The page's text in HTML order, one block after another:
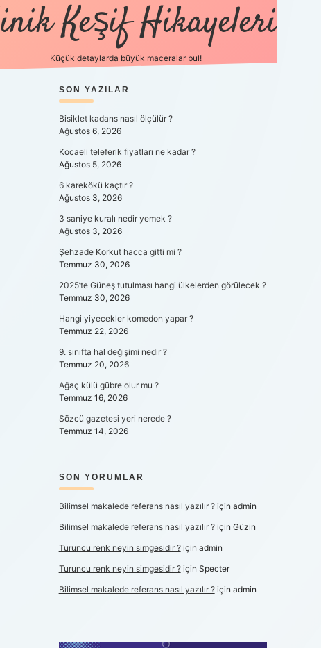
Keşif Hikayeleri
Küçük detaylarda büyük maceralar bul!
SIDEBAR
SON YAZILAR
Bisiklet kadans nasıl ölçülür ?
Ağustos 6, 2026
Kocaeli teleferik fiyatları ne kadar ?
Ağustos 5, 2026
6 karekökü kaçtır ?
Ağustos 3, 2026
3 saniye kuralı nedir yemek ?
Ağustos 3, 2026
Şehzade Korkut hacca gitti mi ?
Temmuz 30, 2026
2025’te Güneş tutulması hangi ülkelerden görülecek ?
Temmuz 30, 2026
Hangi yiyecekler komedon yapar ?
Temmuz 22, 2026
9. sınıfta hal değişimi nedir ?
Temmuz 20, 2026
Ağaç külü gübre olur mu ?
Temmuz 16, 2026
Sözcü gazetesi yeri nerede ?
Temmuz 14, 2026
SON YORUMLAR
Bilimsel makalede referans nasıl yazılır ?için admin
Bilimsel makalede referans nasıl yazılır ?için Güzin
Turuncu renk neyin simgesidir ?için admin
Turuncu renk neyin simgesidir ?için Specter
Bilimsel makalede referans nasıl yazılır ?için admin